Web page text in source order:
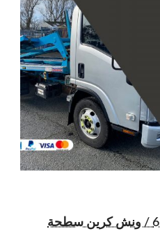
ونش الرقعي / 65557275 / ونش كرين سطحة